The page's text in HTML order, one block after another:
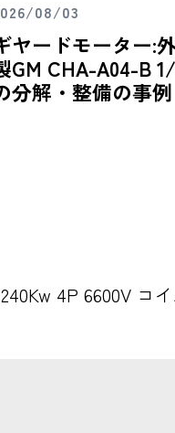
08/03
ヤードモーター:
GM CHA-A04-B
分解・整備の事例
4P 6600V コ